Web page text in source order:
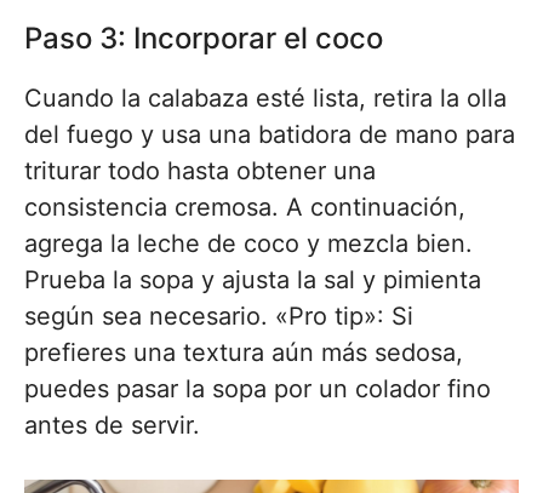
Paso 3: Incorporar el coco
Cuando la calabaza esté lista, retira la olla
del fuego y usa una batidora de mano para
triturar todo hasta obtener una
consistencia cremosa. A continuación,
agrega la leche de coco y mezcla bien.
Prueba la sopa y ajusta la sal y pimienta
según sea necesario. «Pro tip»: Si
prefieres una textura aún más sedosa,
puedes pasar la sopa por un colador fino
antes de servir.